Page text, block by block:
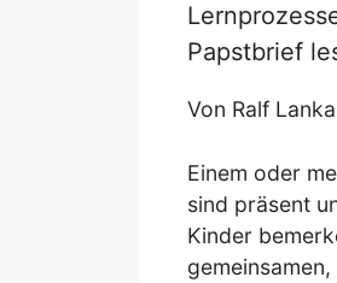
Papstbrief
Von Ralf
Einem oder
sind präsent
Kinder